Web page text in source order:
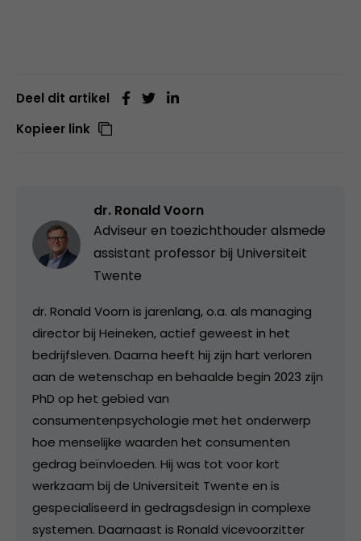
Deel dit artikel
Kopieer link
dr. Ronald Voorn
Adviseur en toezichthouder alsmede
assistant professor bij Universiteit
Twente
dr. Ronald Voorn is jarenlang, o.a. als managing
director bij Heineken, actief geweest in het
bedrijfsleven. Daarna heeft hij zijn hart verloren
aan de wetenschap en behaalde begin 2023 zijn
PhD op het gebied van
consumentenpsychologie met het onderwerp
hoe menselijke waarden het consumenten
gedrag beïnvloeden. Hij was tot voor kort
werkzaam bij de Universiteit Twente en is
gespecialiseerd in gedragsdesign in complexe
systemen. Daarnaast is Ronald vicevoorzitter